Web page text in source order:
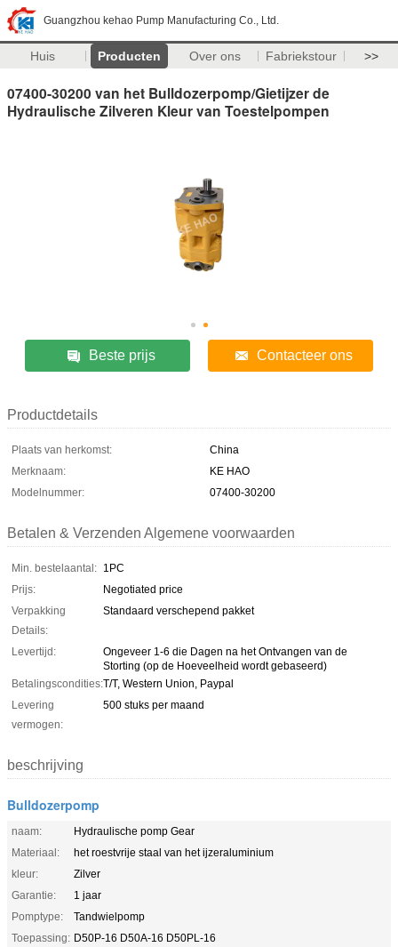
Guangzhou kehao Pump Manufacturing Co., Ltd.
Huis Producten Over ons Fabriekstour >>
07400-30200 van het Bulldozerpomp/Gietijzer de
Hydraulische Zilveren Kleur van Toestelpompen
Beste prijs Contacteer ons
Productdetails
Plaats van herkomst:
China
Merknaam:
KE HAO
Modelnummer:
07400-30200
Betalen & Verzenden Algemene voorwaarden
Min. bestelaantal: 1PC
Prijs:
Negotiated price
Verpakking
Details:
Standaard verschepend pakket
Levertijd:
Ongeveer 1-6 die Dagen na het Ontvangen van de
Storting (op de Hoeveelheid wordt gebaseerd)
Betalingscondities:T/T, Western Union, Paypal
Levering
vermogen:
500 stuks per maand
beschrijving
Bulldozerpomp
naam:
Hydraulische pomp Gear
Materiaal:
het roestvrije staal van het ijzeraluminium
kleur:
Zilver
Garantie:
1 jaar
Pomptype:
Tandwielpomp
Toepassing: D50P-16 D50A-16 D50PL-16